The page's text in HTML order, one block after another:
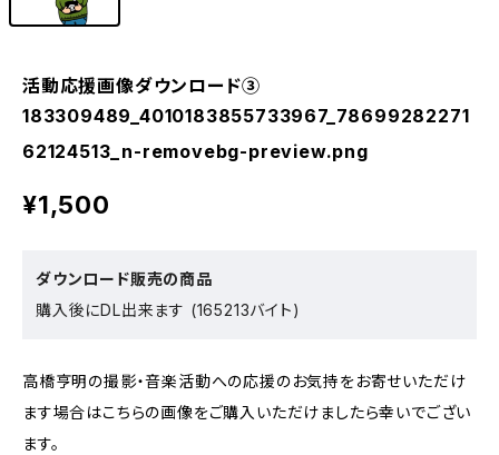
活動応援画像ダウンロード③
183309489_4010183855733967_78699282271
62124513_n-removebg-preview.png
¥1,500
ダウンロード販売の商品
購入後にDL出来ます (165213バイト)
高橋亨明の撮影・音楽活動への応援のお気持をお寄せいただけ
ます場合はこちらの画像をご購入いただけましたら幸いでござい
ます。